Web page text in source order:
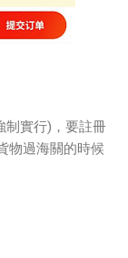
制實行)，要註冊
物過海關的時候